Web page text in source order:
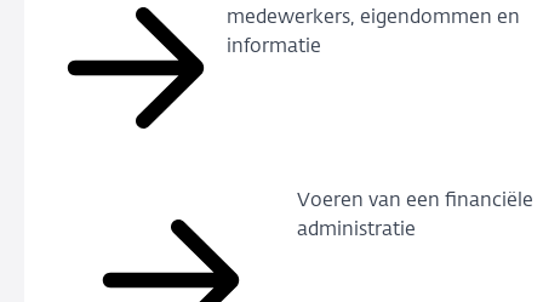
medewerkers, eigendommen en
informatie
Voeren van een financiële
administratie